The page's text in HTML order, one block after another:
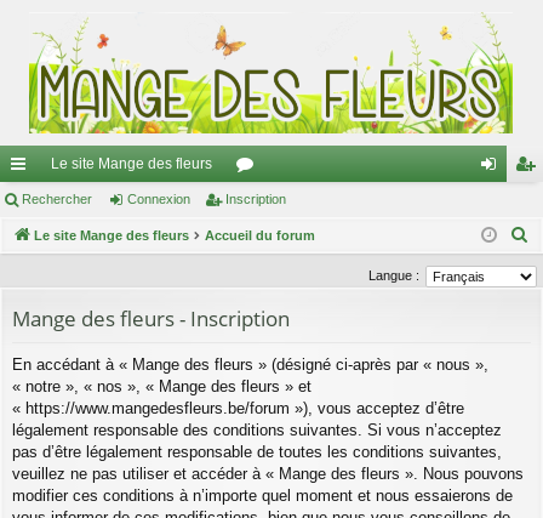
ac
co
ci
Le site Mange des fleurs
or
u
s
ne cri
pti
Rechercher Connexion Inscription
Le site Mange des fleurs Accueil du forum
c
Langue :
Mange des fleurs - Inscription
En accédant à « Mange des fleurs » (désigné ci-après par « nous »,
« notre », « nos », « Mange des fleurs » et
« https://www.mangedesfleurs.be/forum »), vous acceptez d’être
légalement responsable des conditions suivantes. Si vous n’acceptez
pas d’être légalement responsable de toutes les conditions suivantes,
veuillez ne pas utiliser et accéder à « Mange des fleurs ». Nous pouvons
modifier ces conditions à n’importe quel moment et nous essaierons de